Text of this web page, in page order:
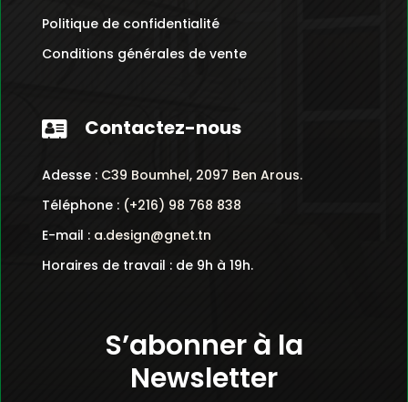
Politique de confidentialité
Conditions générales de vente
 Contactez-nous
Adesse : C39 Boumhel, 2097 Ben Arous.
Téléphone :(+216) 98 768 838
E-mail : a.design@gnet.tn
Horaires de travail : de 9h à 19h.
S’abonner à la
Newsletter